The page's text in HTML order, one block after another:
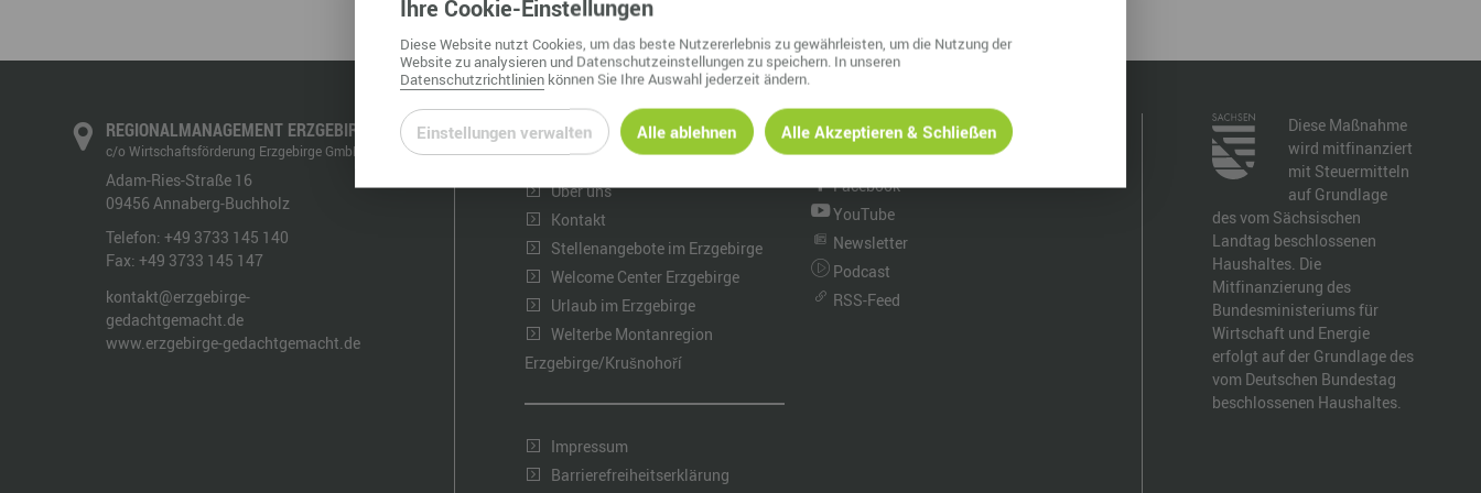
Nah dran am Abgrund
Gesundheit & Wellness
REGIONALMANAGEMENT ERZGEBIRGE
c/o Wirtschaftsförderung Erzgebirge GmbH
Adam-Ries-Straße 16
09456 Annaberg-Buchholz
Telefon: +49 3733 145 140
Fax: +49 3733 145 147
kontakt@erzgebirge-
gedachtgemacht.de
www.erzgebirge-gedachtgemacht.de
INFORMATIONEN
Über uns
Kontakt
Stellenangebote im Erzgebirge
Welcome Center Erzgebirge
Urlaub im Erzgebirge
Welterbe Montanregion
Erzgebirge/Krušnohoří
Impressum
Barrierefreiheitserklärung
WhatsApp Kanal
Instagram
Facebook
YouTube
Newsletter
Podcast
RSS-Feed
Diese Maßnahme
wird mitfinanziert
mit Steuermitteln
auf Grundlage
des vom Sächsischen
Landtag beschlossenen
Haushaltes. Die
Mitfinanzierung des
Bundesministeriums für
Wirtschaft und Energie
erfolgt auf der Grundlage des
vom Deutschen Bundestag
beschlossenen Haushaltes.
Ihre Cookie-Einstellungen
DieseWebsite nutzt Cookies, um das beste Nutzererlebnis zu gewährleisten, um die Nutzung der
Websitezu analysieren und Datenschutzeinstellungen zu speichern. In unseren
Datenschutzrichtlinien können Sie Ihre Auswahl jederzeit ändern.
Einstellungen verwalten Alle ablehnen Alle Akzeptieren & Schließen